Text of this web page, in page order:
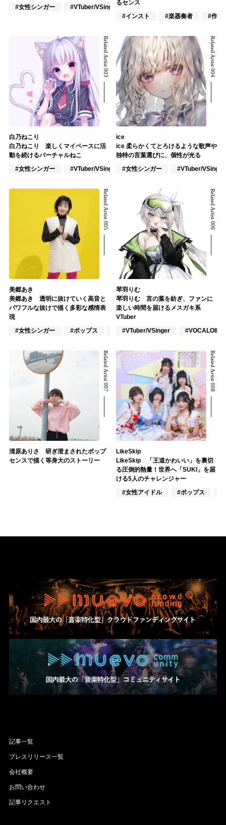
#女性シンガー
#VTuber/VSinger #J-POP
るセンス
#インスト
#楽器奏者 #作詞
Related Artist 003
白乃ねこり
白乃ねこり 楽しくマイペースに活
動を続けるバーチャルねこ
#女性シンガー
#VTuber/VSinger #VOCALOID
Related Artist 004
ice
ice 柔らかくてとろけるような歌声や
独特の言葉選びに、個性が光る
#女性シンガー
#VTuber/VSinger
Related Artist 005
美郷あき
美郷あき 透明に抜けていく高音と
パワフルな抜けで描く多彩な感情表
現
#女性シンガー
#ポップス #アニメ/ゲーム
Related Artist 006
琴羽りむ
琴羽りむ 言の葉を紡ぎ、ファンに
楽しい時間を届けるメスガキ系
VTuber
#VTuber/VSinger
#VOCALOID
Related Artist 007
清原ありさ 研ぎ澄まされたポップ
センスで描く等身大のストーリー
Related Artist 008
LikeSkip
LikeSkip 「王道かわいい」を裏切
る圧倒的熱量！世界へ「SUKI」を届
ける5人のチャレンジャー
#女性アイドル
#ポップス
記事一覧
プレスリリース一覧
会社概要
お問い合わせ
記事リクエスト